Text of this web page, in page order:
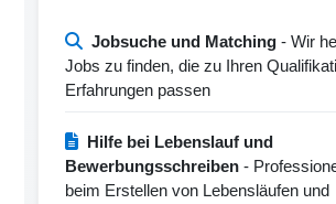
Jobsuche und Matching - Wir
Jobs zu finden, die zu Ihren
Erfahrungen passen
Hilfe bei Lebenslauf und
Bewerbungsschreiben -
beim Erstellen von Lebensläufen und